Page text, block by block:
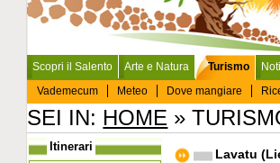
Scopri il Salento Arte e Natura
Turismo
Vademecum
Meteo Dove mangiare
SEI IN: HOME »
Lavatu
Itinerari